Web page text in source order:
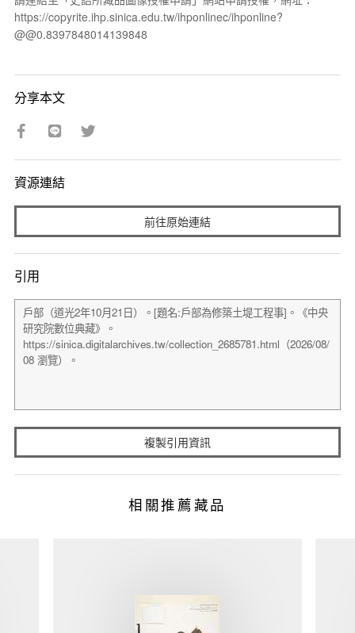
https://copyrite.ihp.sinica.edu.tw/ihponlinec/ihponline?
@@0.8397848014139848
分享本文
資源連結
前往原始連結
引用
複製引用資訊
相關推薦藏品